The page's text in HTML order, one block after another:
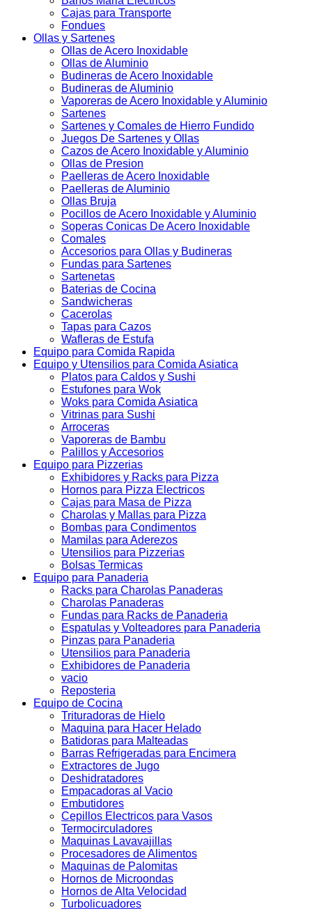
Cajas para Transporte
Fondues
Ollas y Sartenes
Ollas de Acero Inoxidable
Ollas de Aluminio
Budineras de Acero Inoxidable
Budineras de Aluminio
Vaporeras de Acero Inoxidable y Aluminio
Sartenes
Sartenes y Comales de Hierro Fundido
Juegos De Sartenes y Ollas
Cazos de Acero Inoxidable y Aluminio
Ollas de Presion
Paelleras de Acero Inoxidable
Paelleras de Aluminio
Ollas Bruja
Pocillos de Acero Inoxidable y Aluminio
Soperas Conicas De Acero Inoxidable
Comales
Accesorios para Ollas y Budineras
Fundas para Sartenes
Sartenetas
Baterias de Cocina
Sandwicheras
Cacerolas
Tapas para Cazos
Wafleras de Estufa
Equipo para Comida Rapida
Equipo y Utensilios para Comida Asiatica
Platos para Caldos y Sushi
Estufones para Wok
Woks para Comida Asiatica
Vitrinas para Sushi
Arroceras
Vaporeras de Bambu
Palillos y Accesorios
Equipo para Pizzerias
Exhibidores y Racks para Pizza
Hornos para Pizza Electricos
Cajas para Masa de Pizza
Charolas y Mallas para Pizza
Bombas para Condimentos
Mamilas para Aderezos
Utensilios para Pizzerias
Bolsas Termicas
Equipo para Panaderia
Racks para Charolas Panaderas
Charolas Panaderas
Fundas para Racks de Panaderia
Espatulas y Volteadores para Panaderia
Pinzas para Panaderia
Utensilios para Panaderia
Exhibidores de Panaderia
vacio
Reposteria
Equipo de Cocina
Trituradoras de Hielo
Maquina para Hacer Helado
Batidoras para Malteadas
Barras Refrigeradas para Encimera
Extractores de Jugo
Deshidratadores
Empacadoras al Vacio
Embutidores
Cepillos Electricos para Vasos
Termocirculadores
Maquinas Lavavajillas
Procesadores de Alimentos
Maquinas de Palomitas
Hornos de Microondas
Hornos de Alta Velocidad
Turbolicuadores